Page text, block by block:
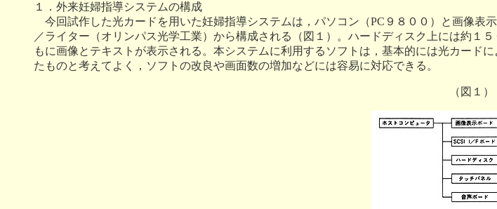
１．外来妊婦指導システムの構成
今回試作した光カードを用いた妊婦指導システムは，パソコン（PC９８００）と画像表
／ライター（オリンパス光学工業）から構成される（図１）。ハードディスク上には約１
もに画像とテキストが表示される。本システムに利用するソフトは，基本的には光カード
たものと考えてよく，ソフトの改良や画面数の増加などには容易に対応できる。
（図１）